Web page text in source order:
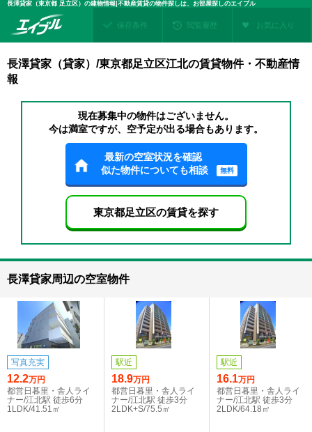
長澤貸家（東京都 足立区）の建物情報|不動産賃貸の物件探しは、お部屋探しのエイブル
保存条件 閲覧履歴 お気に入り
長澤貸家（貸家）/東京都足立区江北の賃貸物件・不動産情
報
現在募集中の物件はございません。
今は満室ですが、空予定が出る場合もあります。
最新の空室状況を確認
似た物件についても相談
無料
東京都足立区の賃貸を探す
長澤貸家周辺の空室物件
写真充実
12.2万円
都営日暮里・舎人ライ
ナー/江北駅 徒歩6分
1LDK/41.51㎡
駅近
18.9万円
都営日暮里・舎人ライ
ナー/江北駅 徒歩3分
2LDK+S/75.5㎡
駅近
16.1万円
都営日暮里・舎人ライ
ナー/江北駅 徒歩3分
2LDK/64.18㎡